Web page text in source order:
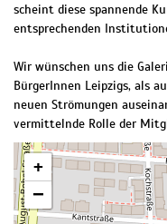
scheint diese spannende
entsprechenden
Wir wünschen uns die
BürgerInnen Leipzigs, als
neuen Strömungen
vermittelnde Rolle der
+
−